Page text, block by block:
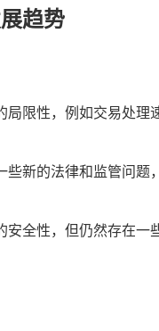
趋势
局限性，例如交易处
些新的法律和监管问
安全性，但仍然存在